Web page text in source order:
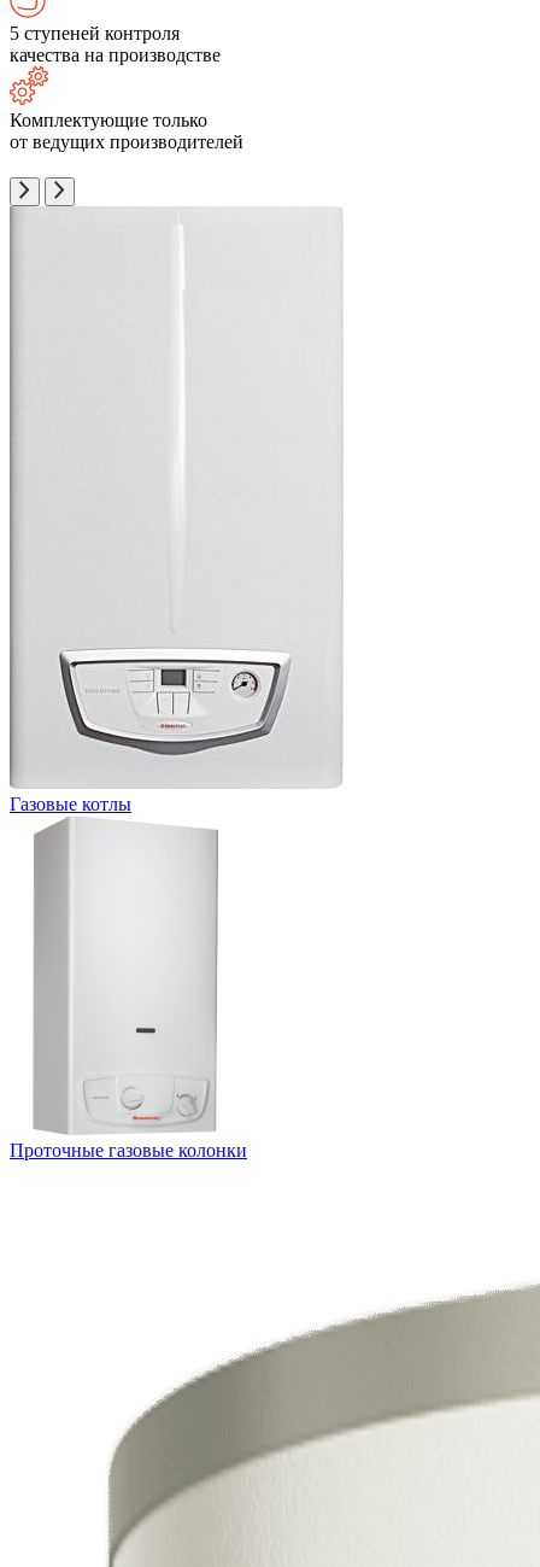
5 ступеней контроля
качества на производстве
Комплектующие только
от ведущих производителей
Газовые котлы
Проточные газовые колонки